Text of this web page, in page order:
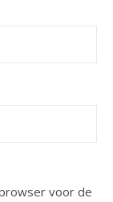
voor de